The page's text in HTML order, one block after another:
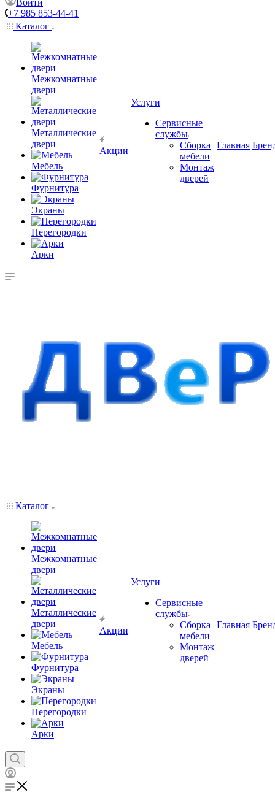
Войти
+7 985 853-44-41
Каталог
Межкомнатные
двери
Металлические
двери
Мебель
Фурнитура
Экраны
Перегородки
Арки
Акции
Услуги
Сервисные
службы
Сборка
мебели
Монтаж
дверей
Главная
Каталог
Межкомнатные
двери
Металлические
двери
Мебель
Фурнитура
Экраны
Перегородки
Арки
Акции
Услуги
Сервисные
службы
Сборка
мебели
Монтаж
дверей
Главная